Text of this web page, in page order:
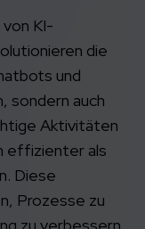
KI-
die
und
auch
Aktivitäten
effizienter als
Diese
Prozesse zu
zu verbessern,